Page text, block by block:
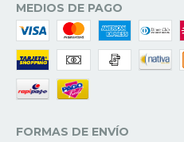
MEDIOS DE PAGO
FORMAS DE ENVÍO